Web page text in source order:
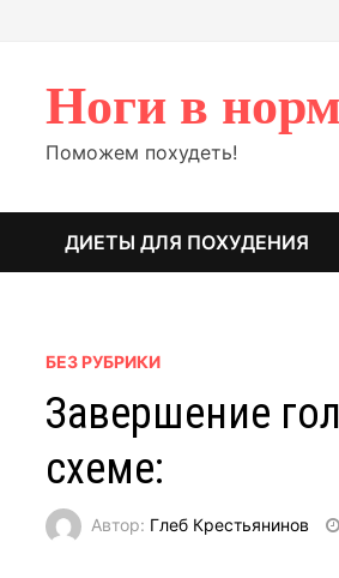
Ноги в
Поможем похудеть!
ДИЕТЫ ДЛЯ ПОХУДЕНИЯ
БЕЗ РУБРИКИ
Завершение
схеме:
Автор: Глеб Крестьянинов